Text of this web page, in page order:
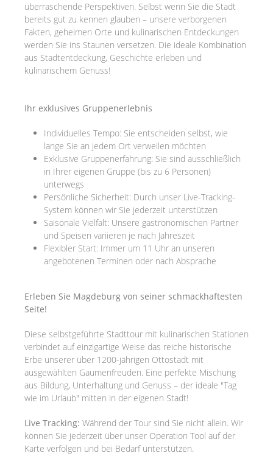
überraschende Perspektiven. Selbst wenn Sie die Stadt
bereits gut zu kennen glauben – unsere verborgenen
Fakten, geheimen Orte und kulinarischen Entdeckungen
werden Sie ins Staunen versetzen. Die ideale Kombination
aus Stadtentdeckung, Geschichte erleben und
kulinarischem Genuss!
Ihr exklusives Gruppenerlebnis
Individuelles Tempo: Sie entscheiden selbst, wie
lange Sie an jedem Ort verweilen möchten
Exklusive Gruppenerfahrung: Sie sind ausschließlich
in Ihrer eigenen Gruppe (bis zu 6 Personen)
unterwegs
Persönliche Sicherheit: Durch unser Live-Tracking-
System können wir Sie jederzeit unterstützen
Saisonale Vielfalt: Unsere gastronomischen Partner
und Speisen variieren je nach Jahreszeit
Flexibler Start: Immer um 11 Uhr an unseren
angebotenen Terminen oder nach Absprache
Erleben Sie Magdeburg von seiner schmackhaftesten
Seite!
Diese selbstgeführte Stadttour mit kulinarischen Stationen
verbindet auf einzigartige Weise das reiche historische
Erbe unserer über 1200-jährigen Ottostadt mit
ausgewählten Gaumenfreuden. Eine perfekte Mischung
aus Bildung, Unterhaltung und Genuss – der ideale "Tag
wie im Urlaub" mitten in der eigenen Stadt!
Live Tracking: Während der Tour sind Sie nicht allein. Wir
können Sie jederzeit über unser Operation Tool auf der
Karte verfolgen und bei Bedarf unterstützen.